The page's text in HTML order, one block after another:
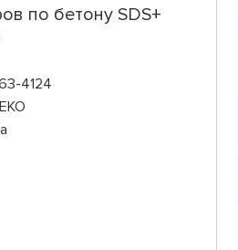
по бетону SDS+
4124